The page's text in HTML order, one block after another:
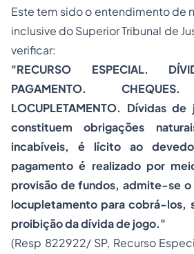
Este tem sido o entendimento de
inclusive do Superior Tribunal de
verificar:
"RECURSO ESPECIAL.
PAGAMENTO.
LOCUPLETAMENTO. Dívidas
constituem obrigações
incabíveis, é lícito ao
pagamento é realizado por
provisão de fundos, admite-se o
locupletamento para cobrá-los,
proibição da dívida de jogo."
(Resp 822922/ SP, Recurso